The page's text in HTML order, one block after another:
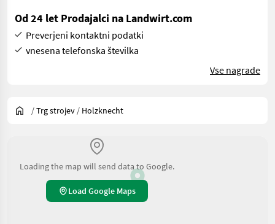
Od 24 let Prodajalci na Landwirt.com
Preverjeni kontaktni podatki
vnesena telefonska številka
Vse nagrade
/Trg strojev / Holzknecht
Loading the map will send data to Google.
Load Google Maps